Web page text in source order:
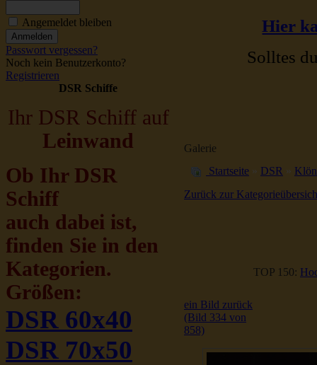
Angemeldet bleiben
Passwort vergessen?
Noch kein Benutzerkonto?
Registrieren
DSR Schiffe
Ihr DSR Schiff auf
Leinwand
Ob Ihr DSR
Schiff
auch dabei ist,
finden Sie in den
Kategorien.
Größen:
DSR 60x40
DSR 70x50
Hier
Solltes
Galerie
Startseite » DSR »
Zurück zur
TOP 150:
ein Bild zurück
(Bild 334 von
858)